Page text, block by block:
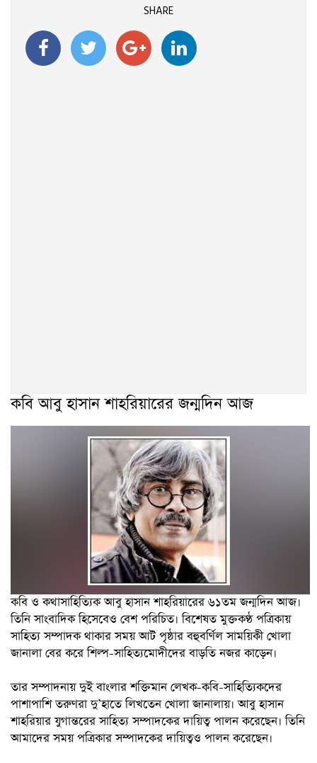
SHARE
কবি আবু হাসান শাহরিয়ারের জন্মদিন আজ
কবি ও কথাসাহিত্যিক আবু হাসান শাহরিয়ারের ৬১তম জন্মদিন আজ।
তিনি সাংবাদিক হিসেবেও বেশ পরিচিত। বিশেষত মুক্তকণ্ঠ পত্রিকায়
সাহিত্য সম্পাদক থাকার সময় আট পৃষ্ঠার বহুবর্ণিল সাময়িকী খোলা
জানালা বের করে শিল্প-সাহিত্যমোদীদের বাড়তি নজর কাড়েন।
তার সম্পাদনায় দুই বাংলার শক্তিমান লেখক-কবি-সাহিত্যিকদের
পাশাপাশি তরুণরা দু’হাতে লিখতেন খোলা জানালায়। আবু হাসান
শাহরিয়ার যুগান্তরের সাহিত্য সম্পাদকের দায়িত্ব পালন করেছেন। তিনি
আমাদের সময় পত্রিকার সম্পাদকের দায়িত্বও পালন করেছেন।